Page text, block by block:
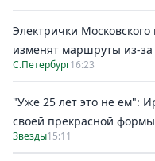
Электрички
изменят маршруты из-за
С.Петербург16:23
"Уже 25 лет это не ем":
своей прекрасной формы
Звезды15:11